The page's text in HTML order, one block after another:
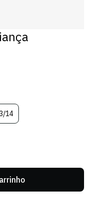
14
Variante
Esgotada